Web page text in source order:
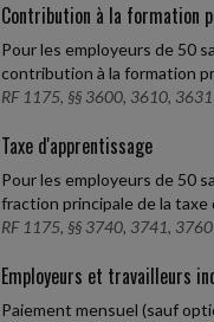
Contribution à la formation
Pour les employeurs de 50
contribution à la formation
RF 1175, §§ 3600, 3610,
Taxe d'apprentissage
Pour les employeurs de 50
fraction principale de la
RF 1175, §§ 3740, 3741,
Employeurs et travailleurs
Paiement mensuel (sauf